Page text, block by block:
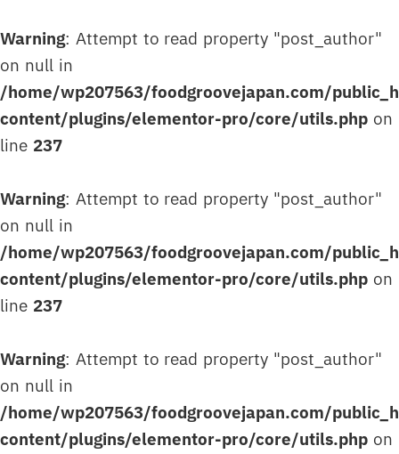
Warning: Attempt to read property "post_author"
on null in
/home/wp207563/foodgroovejapan.com/
content/plugins/elementor-pro/core/utils.php on
line 237
Warning: Attempt to read property "post_author"
on null in
/home/wp207563/foodgroovejapan.com/
content/plugins/elementor-pro/core/utils.php on
line 237
Warning: Attempt to read property "post_author"
on null in
/home/wp207563/foodgroovejapan.com/
content/plugins/elementor-pro/core/utils.php on